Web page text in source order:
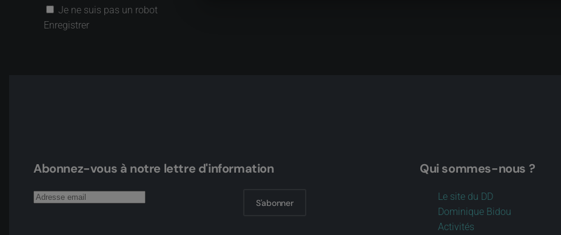
Je ne suis pas un robot
Enregistrer
Abonnez-vous à notre lettre d'information
S'abonner
Qui sommes-nous ?
Le site du DD
Dominique Bidou
Activités